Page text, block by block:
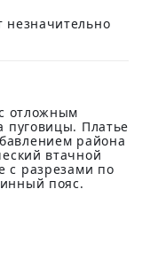
отложным
пуговицы. Платье
района
втачной
с разрезами по
пояс.